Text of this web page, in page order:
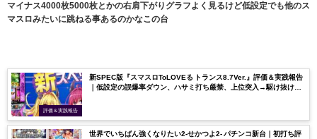
マイナス4000枚5000枚とかの右肩下がりグラフよく見るけど低設定でも他のス
マスロみたいに跳ねる事あるのかなこの台
評価＆実践報告
新SPEC版『スマスロToLOVEる トランス8.7Ver.』評価＆実践報告
｜低設定の誤爆率ダウン、ハサミ打ち厳禁、上位突入→駆け抜け
世界でいちばん強くなりたい2-せかつよ2- パチンコ新台｜初打ち評